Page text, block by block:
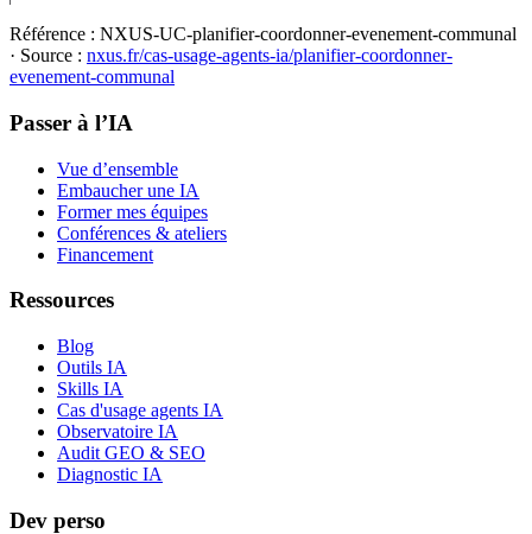
Référence : NXUS-UC-planifier-coordonner-evenement-communal
· Source : nxus.fr/cas-usage-agents-ia/planifier-coordonner-
evenement-communal
Passer à l’IA
Vue d’ensemble
Embaucher une IA
Former mes équipes
Conférences & ateliers
Financement
Ressources
Blog
Outils IA
Skills IA
Cas d'usage agents IA
Observatoire IA
Audit GEO & SEO
Diagnostic IA
Dev perso